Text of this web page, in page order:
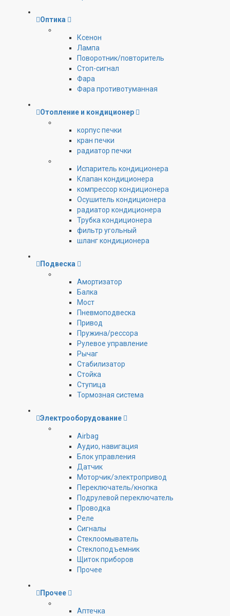
Оптика
Ксенон
Лампа
Поворотник/повторитель
Стоп-сигнал
Фара
Фара противотуманная
Отопление и кондиционер
корпус печки
кран печки
радиатор печки
Испаритель кондиционера
Клапан кондиционера
компрессор кондиционера
Осушитель кондиционера
радиатор кондиционера
Трубка кондиционера
фильтр угольный
шланг кондиционера
Подвеска
Амортизатор
Балка
Мост
Пневмоподвеска
Привод
Пружина/рессора
Рулевое управление
Рычаг
Стабилизатор
Стойка
Ступица
Тормозная система
Электрооборудование
Airbag
Аудио, навигация
Блок управления
Датчик
Моторчик/электропривод
Переключатель/кнопка
Подрулевой переключатель
Проводка
Реле
Сигналы
Стеклоомыватель
Стеклоподъемник
Щиток приборов
Прочее
Прочее
Аптечка